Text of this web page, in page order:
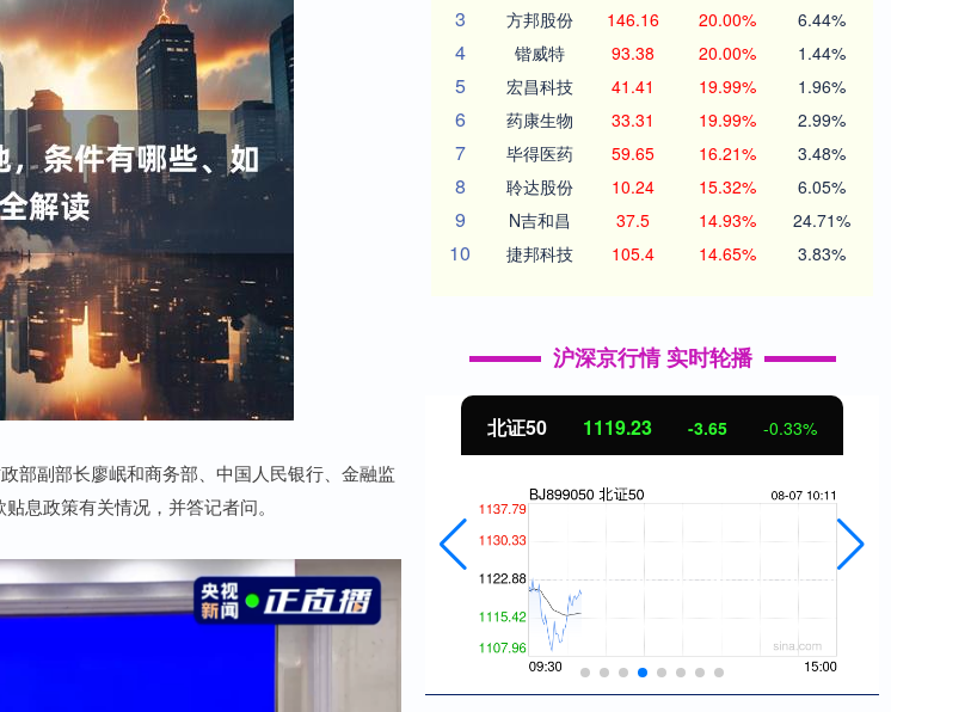
部副部长廖岷和商务部、中国人民银行、金融监
息政策有关情况，并答记者问。
3 方邦股份 146.16 20.00% 6.44%
4 锴威特 93.38 20.00% 1.44%
5 宏昌科技 41.41 19.99% 1.96%
6 药康生物 33.31 19.99% 2.99%
7 毕得医药 59.65 16.21% 3.48%
8 聆达股份 10.24 15.32% 6.05%
9 N吉和昌 37.5 14.93% 24.71%
10 捷邦科技 105.4 14.65% 3.83%
沪深京行情 实时轮播
沪深300 4679.74 28.43 北证50 1119.41 -3.47 -0.31%